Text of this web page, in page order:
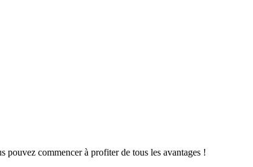
pouvez commencer à profiter de tous les avantages !